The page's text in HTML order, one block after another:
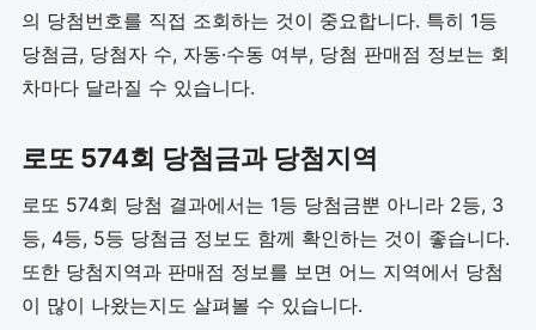
의 당첨번호를 직접 조회하는 것이 중요합니다. 특히 1등
당첨금, 당첨자 수, 자동·수동 여부, 당첨 판매점 정보는 회
차마다 달라질 수 있습니다.
로또 574회 당첨금과 당첨지역
로또 574회 당첨 결과에서는 1등 당첨금뿐 아니라 2등, 3
등, 4등, 5등 당첨금 정보도 함께 확인하는 것이 좋습니다.
또한 당첨지역과 판매점 정보를 보면 어느 지역에서 당첨
이 많이 나왔는지도 살펴볼 수 있습니다.